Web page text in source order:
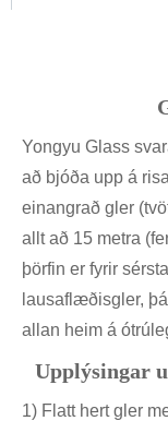
Yongyu Glass
að bjóða upp á
einangrað gler
allt að 15 metra
þörfin er fyrir
lausaflæðisgler,
allan heim á
Upplýsingar
1) Flatt hert gler